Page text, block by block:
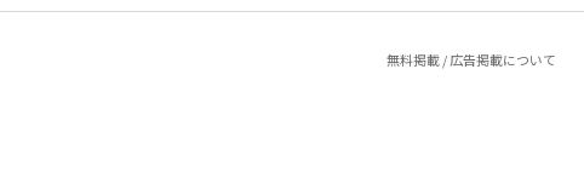
無料掲載 / 広告掲載について